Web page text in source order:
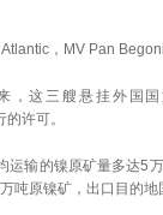
，MV Pan
，这三艘悬挂外国
许可。
运输的镍原矿量多达5
吨原镍矿，出口目的地